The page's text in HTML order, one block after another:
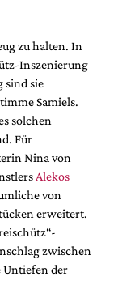
zu halten. In
Inszenierung
sind sie
Samiels.
solchen
Für
Nina von
Alekos
von
erweitert.
zwischen
Untiefen der